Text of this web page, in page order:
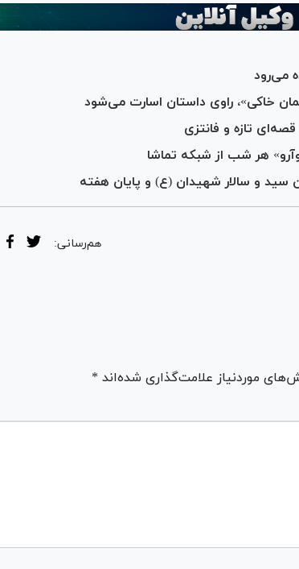
می‌رود
خاکی»، راوی داستان اسارت می‌شود
تازه و فانتزی
هر شب از شبکه تماشا
سید و سالار شهیدان (ع) و پایان هفته
هم‌رسانی:
موردنیاز علامت‌گذاری شده‌اند *